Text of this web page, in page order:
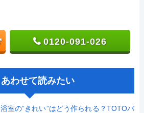
0120-091-026
あわせて読みたい
浴室の”きれい”はどう作られる？TOTOバ